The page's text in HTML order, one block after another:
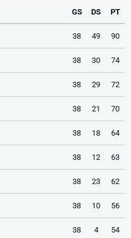
GS DS PT
38 49 90
38 30 74
38 29 72
38 21 70
38 18 64
38 12 63
38 23 62
38 10 56
38 4 54